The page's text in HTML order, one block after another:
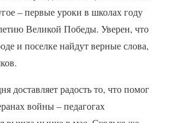
– первые уроки в школах году
Великой Победы. Уверен, что
и поселке найдут верные слова,
доставляет радость то, что помог
войны – педагогах